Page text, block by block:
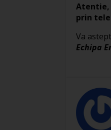
prin
Va
Echipa